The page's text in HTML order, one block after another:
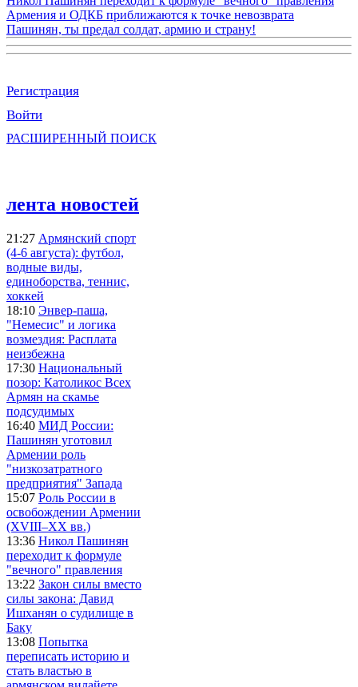
Армения и ОДКБ приближаются к точке невозврата
Пашинян, ты предал солдат, армию и страну!
Регистрация
Войти
РАСШИРЕННЫЙ ПОИСК
лента новостей
21:27 Армянский спорт
(4-6 августа): футбол,
водные виды,
единоборства, теннис,
хоккей
18:10 Энвер-паша,
"Немесис" и логика
возмездия: Расплата
неизбежна
17:30 Национальный
позор: Католикос Всех
Армян на скамье
подсудимых
16:40 МИД России:
Пашинян уготовил
Армении роль
"низкозатратного
предприятия" Запада
15:07 Роль России в
освобождении Армении
(XVIII–XX вв.)
13:36 Никол Пашинян
переходит к формуле
"вечного" правления
13:22 Закон силы вместо
силы закона: Давид
Ишханян о судилище в
Баку
13:08 Попытка
переписать историю и
стать властью в